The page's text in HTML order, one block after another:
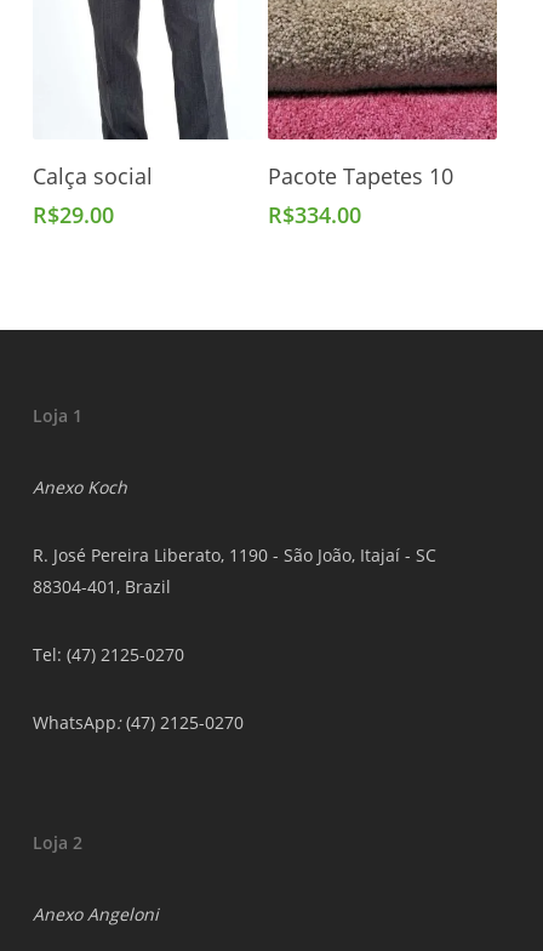
Adicionar Ao Carrinho
Calça social
R$29.00
Adicionar Ao Carrinho
Pacote Tapetes 10
R$334.00
Loja 1
Anexo Koch
R. José Pereira Liberato, 1190 - São João, Itajaí - SC
88304-401, Brazil
Tel: (47) 2125-0270
WhatsApp:(47) 2125-0270
Loja 2
Anexo Angeloni